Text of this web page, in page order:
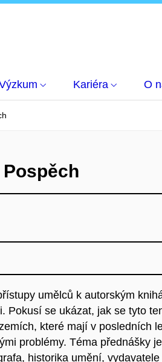
Kariéra O
umělců k autorským
Pokusí se ukázat, jak se tyto
které mají v posledních
problémy. Téma přednášky
historika umění,